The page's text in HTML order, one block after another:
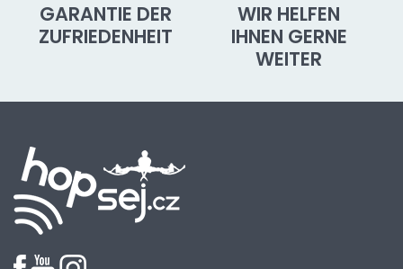
GARANTIE DER
ZUFRIEDENHEIT
WIR HELFEN
IHNEN GERNE
WEITER